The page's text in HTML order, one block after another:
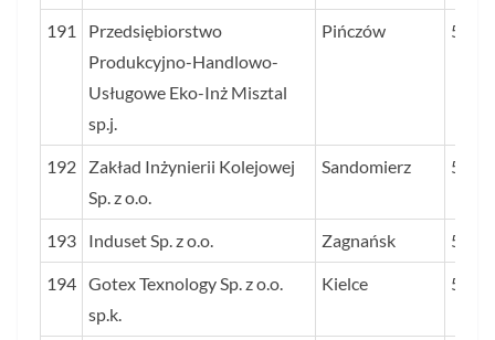
191
Przedsiębiorstwo
Produkcyjno-Handlowo-
Usługowe Eko-Inż Misztal
sp.j.
Pińczów 58
192
Zakład Inżynierii Kolejowej
Sp. z o.o.
Sandomierz 58
193 Induset Sp. z o.o. Zagnańsk 57
194 Gotex Texnology Sp. z o.o.
sp.k.
Kielce 57